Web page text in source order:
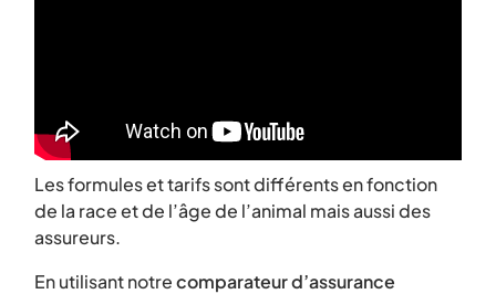
Les formules et tarifs sont différents en fonction
de la race et de l’âge de l’animal mais aussi des
assureurs.
En utilisant notrecomparateur d’assurance